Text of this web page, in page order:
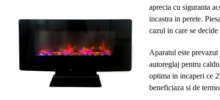
aprecia cu siguranta
incastra in perete.
cazul in care se
Aparatul este
autoreglaj pentru
optima in incaperi ce
beneficiaza si de